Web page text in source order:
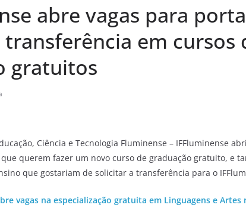
abre vagas para
em cursos
gratuitos
Ciência e Tecnologia Fluminense – IFFluminense
querem fazer um novo curso de graduação gratuito, e
que gostariam de solicitar a transferência para o
vagas na especialização gratuita em Linguagens e Artes